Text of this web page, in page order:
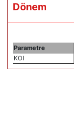
Dönem
Parametre
KOI